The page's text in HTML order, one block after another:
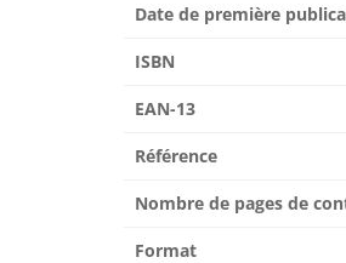
Date de première
ISBN
EAN-13
Référence
Nombre de pages de
Format